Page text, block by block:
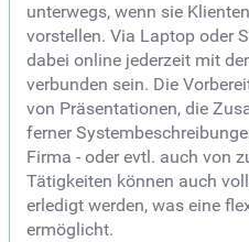
unterwegs, wenn sie
vorstellen. Via Laptop oder
dabei online jederzeit mit
verbunden sein. Die
von Präsentationen, die
ferner
Firma - oder evtl. auch von
Tätigkeiten können auch
erledigt werden, was eine
ermöglicht.